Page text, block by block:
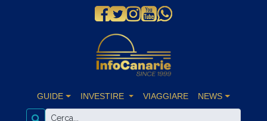
GUIDE INVESTIRE VIAGGIARE NEWS